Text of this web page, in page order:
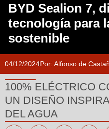
BYD Sealion 7,
tecnología para
sostenible
04/12/2024Por: Alfonso de
100% ELÉCTRICO
UN DISEÑO
DEL AGUA